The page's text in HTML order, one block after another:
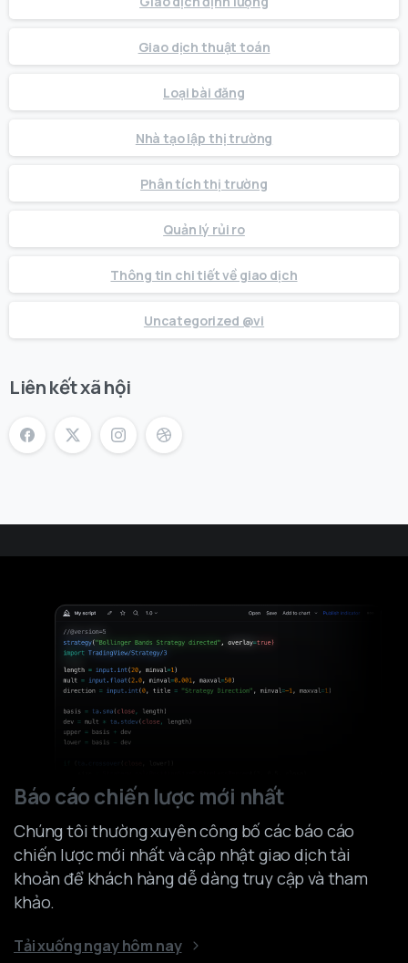
Giao dịch thuật toán
Loại bài đăng
Nhà tạo lập thị trường
Phân tích thị trường
Quản lý rủi ro
Thông tin chi tiết về giao dịch
Uncategorized @vi
Liên kết xã hội
Báo cáo chiến lược mới nhất
Chúng tôi thường xuyên công bố các báo cáo
chiến lược mới nhất và cập nhật giao dịch tài
khoản để khách hàng dễ dàng truy cập và tham
khảo.
Tải xuống ngay hôm nay